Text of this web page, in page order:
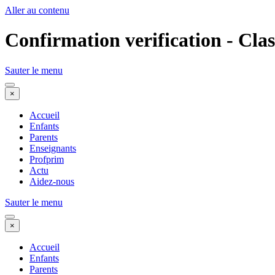
Aller au contenu
Confirmation verification -
Sauter le menu
×
Accueil
Enfants
Parents
Enseignants
Profprim
Actu
Aidez-nous
Sauter le menu
×
Accueil
Enfants
Parents